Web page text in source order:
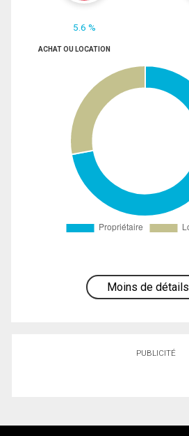
5.6 %
ACHAT OU LOCATION
Moins de détails
PUBLICITÉ